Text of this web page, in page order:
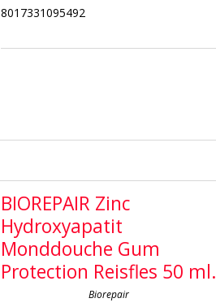
8017331095492
BIOREPAIR Zinc
Hydroxyapatit
Monddouche Gum
Protection Reisfles 50 ml.
Biorepair